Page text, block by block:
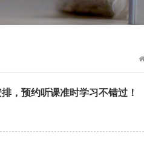
，预约听课准时学习不错过！